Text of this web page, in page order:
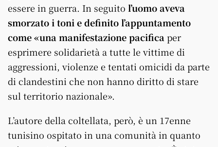
essere in guerra. In seguito l’uomo aveva
smorzato i toni e definito l’appuntamento
come «una manifestazione pacifica per
esprimere solidarietà a tutte le vittime di
aggressioni, violenze e tentati omicidi da parte
di clandestini che non hanno diritto di stare
sul territorio nazionale».
L’autore della coltellata, però, è un 17enne
tunisino ospitato in una comunità in quanto